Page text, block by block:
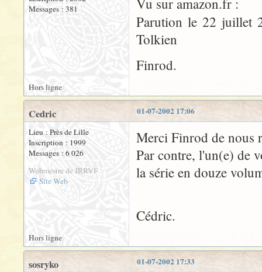
Messages : 381
Vu sur amazon.fr :
Parution le 22 juillet
Tolkien
Finrod.
Hors ligne
01-07-2002 17:06
Cedric
Lieu : Près de Lille
Inscription : 1999
Messages : 6 026
Webmestre de JRRVF
Site Web
Merci Finrod de nous
Par contre, l'un(e) de
la série en douze
Cédric.
Hors ligne
01-07-2002 17:33
sosryko